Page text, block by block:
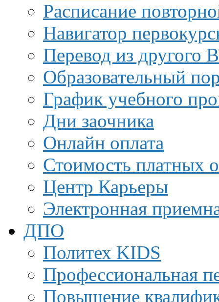
Расписание
Навигатор
Перевод из другого
Образовательный
График учебного
Дни заочника
Онлайн оплата
Стоимость платных
Центр Карьеры
Электронная
ДПО
Политех KIDS
Профессиональная
Повышение